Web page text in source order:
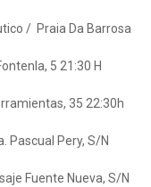
/ Praia Da Barrosa
5 21:30 H
35 22:30h
Pascual Pery, S/N
Fuente Nueva, S/N